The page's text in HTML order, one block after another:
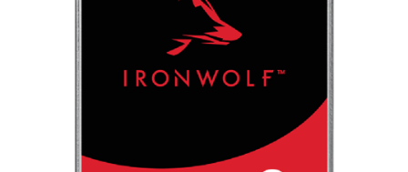
Inele Smart
Ochelari Smart
Smartphone IPhone
Sisteme PC & Periferice
Sisteme Desktop & Monitoare